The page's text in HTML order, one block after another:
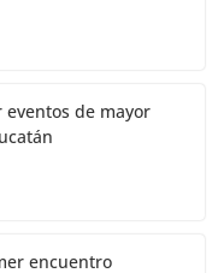
eventos de mayor
encuentro